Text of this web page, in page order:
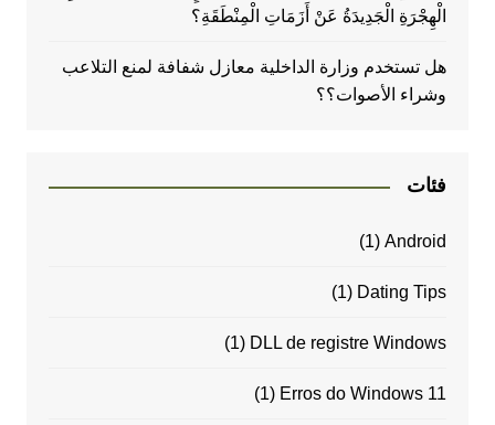
الْهِجْرَةِ الْجَدِيدَةُ عَنْ أَزَمَاتِ الْمِنْطَقَةِ؟
هل تستخدم وزارة الداخلية معازل شفافة لمنع التلاعب
وشراء الأصوات؟؟
فئات
Android
(1)
Dating Tips
(1)
DLL de registre Windows
(1)
Erros do Windows 11
(1)